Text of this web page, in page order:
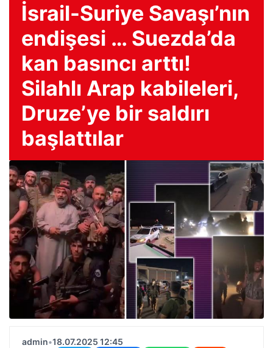
İsrail-Suriye Savaşı’nın
endişesi … Suezda’da
kan basıncı arttı!
Silahlı Arap kabileleri,
Druze’ye bir saldırı
başlattılar
admin•18.07.2025 12:45